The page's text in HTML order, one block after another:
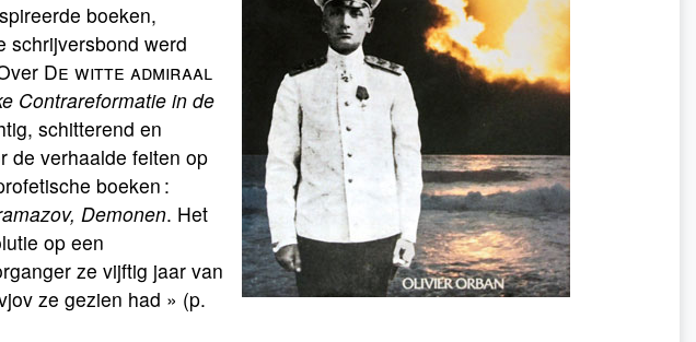
boeken,
schrijversbond werd
De witte admiraal
Contrareformatie in de
schitterend en
de verhaalde feiten op
boeken :
Demonen. Het
op een
ze vijftig jaar van
ze gezien had » (p.